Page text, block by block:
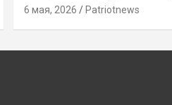
6 мая, 2026 Patriotnews